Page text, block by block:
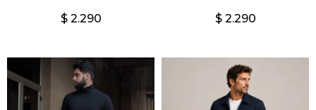
$ 2.290 $ 2.290